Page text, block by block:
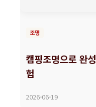
조명
캠핑조명으로 완
험
2026-06-19